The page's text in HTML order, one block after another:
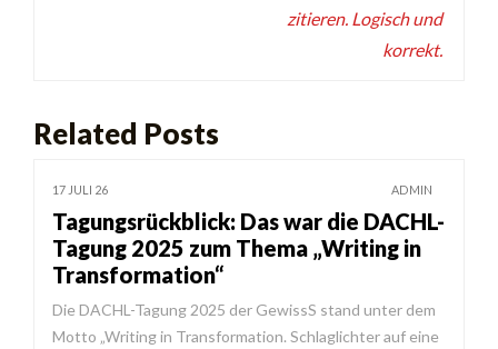
zitieren. Logisch und
korrekt.
Related Posts
17 JULI 26 ADMIN
Tagungsrückblick: Das war die DACHL-
Tagung 2025 zum Thema „Writing in
Transformation“
Die DACHL-Tagung 2025 der GewissS stand unter dem
Motto „Writing in Transformation. Schlaglichter auf eine